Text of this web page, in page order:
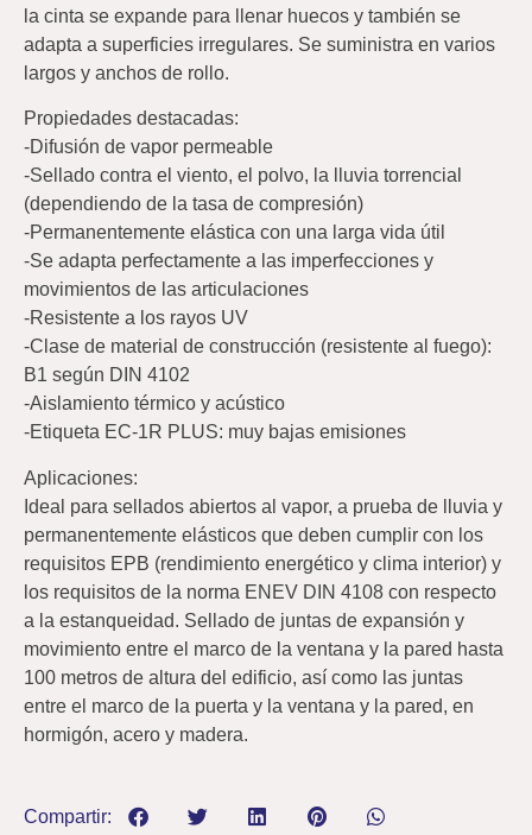
la cinta se expande para llenar huecos y también se
adapta a superficies irregulares. Se suministra en varios
largos y anchos de rollo.
Propiedades destacadas:
-Difusión de vapor permeable
-Sellado contra el viento, el polvo, la lluvia torrencial
(dependiendo de la tasa de compresión)
-Permanentemente elástica con una larga vida útil
-Se adapta perfectamente a las imperfecciones y
movimientos de las articulaciones
-Resistente a los rayos UV
-Clase de material de construcción (resistente al fuego):
B1 según DIN 4102
-Aislamiento térmico y acústico
-Etiqueta EC-1R PLUS: muy bajas emisiones
Aplicaciones:
Ideal para sellados abiertos al vapor, a prueba de lluvia y
permanentemente elásticos que deben cumplir con los
requisitos EPB (rendimiento energético y clima interior) y
los requisitos de la norma ENEV DIN 4108 con respecto
a la estanqueidad. Sellado de juntas de expansión y
movimiento entre el marco de la ventana y la pared hasta
100 metros de altura del edificio, así como las juntas
entre el marco de la puerta y la ventana y la pared, en
hormigón, acero y madera.
Compartir: